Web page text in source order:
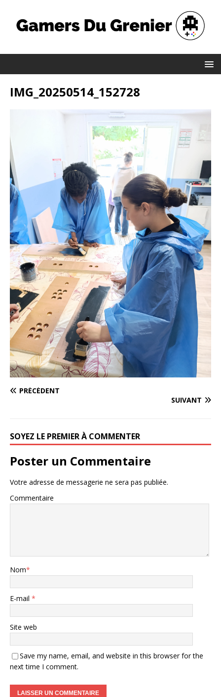
IMG_20250514_152728
PRÉCÉDENT
SUIVANT
SOYEZ LE PREMIER À COMMENTER
Poster un Commentaire
Votre adresse de messagerie ne sera pas publiée.
Commentaire
Nom*
E-mail *
Site web
Save my name, email, and website in this browser for the
next time I comment.